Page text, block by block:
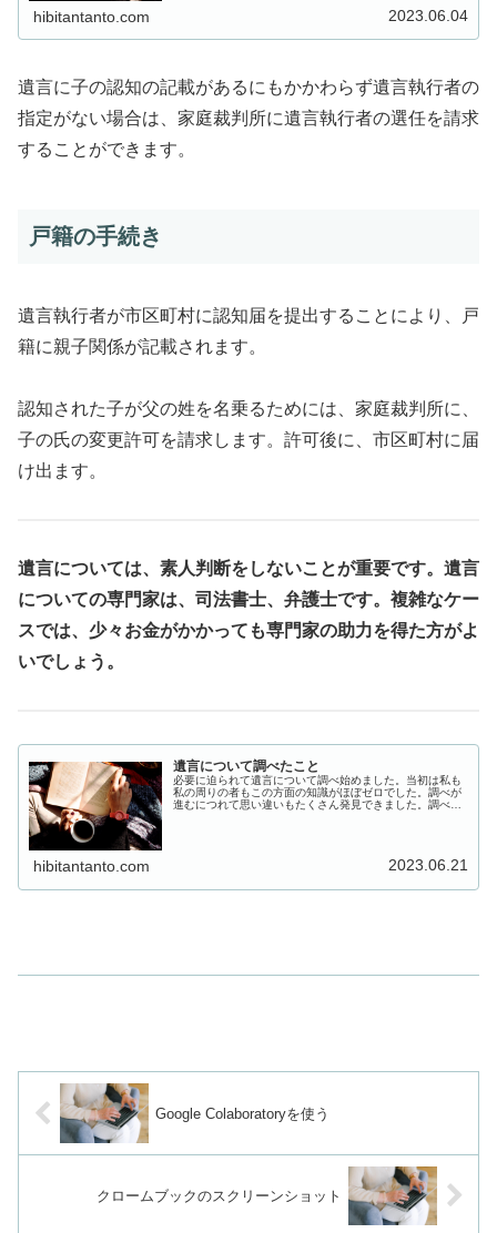
hibitantanto.com 2023.06.04
遺言に子の認知の記載があるにもかかわらず遺言執行者の
指定がない場合は、家庭裁判所に遺言執行者の選任を請求
することができます。
戸籍の手続き
遺言執行者が市区町村に認知届を提出することにより、戸
籍に親子関係が記載されます。
認知された子が父の姓を名乗るためには、家庭裁判所に、
子の氏の変更許可を請求します。許可後に、市区町村に届
け出ます。
遺言については、素人判断をしないことが重要です。遺言
についての専門家は、司法書士、弁護士です。複雑なケー
スでは、少々お金がかかっても専門家の助力を得た方がよ
いでしょう。
遺言について調べたこと
必要に迫られて遺言について調べ始めました。当初は私も
私の周りの者もこの方面の知識がほぼゼロでした。調べが
進むにつれて思い違いもたくさん発見できました。調べた
hibitantanto.com 2023.06.21
Google Colaboratoryを使う
クロームブックのスクリーンショット